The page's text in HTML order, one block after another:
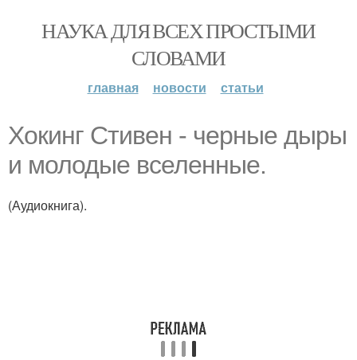
НАУКА ДЛЯ ВСЕХ ПРОСТЫМИ
СЛОВАМИ
главная новости статьи
Хокинг Стивен - черные дыры
и молодые вселенные.
(Аудиокнига).